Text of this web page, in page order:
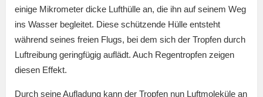
einige Mikrometer dicke Lufthülle an, die ihn auf seinem Weg
ins Wasser begleitet. Diese schützende Hülle entsteht
während seines freien Flugs, bei dem sich der Tropfen durch
Luftreibung geringfügig auflädt. Auch Regentropfen zeigen
diesen Effekt.
Durch seine Aufladung kann der Tropfen nun Luftmoleküle an